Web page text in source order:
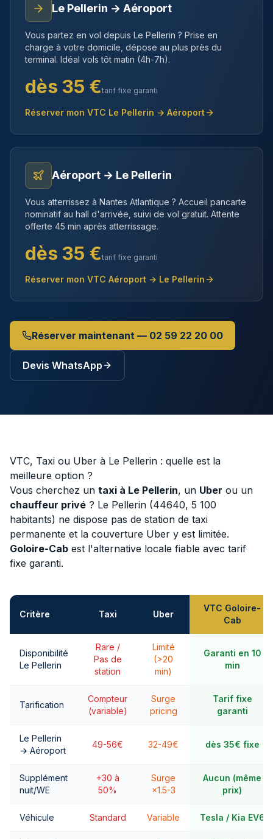
Le Pellerin → Aéroport
Vous partez en vol depuis Le Pellerin ? Prise en
charge à votre domicile, dépose au plus près du
terminal. Idéal vols tôt matin (4h-7h).
dès 35 €tarif fixe garanti
Réserver mon VTC Le Pellerin → Aéroport
Aéroport → Le Pellerin
Vous atterrissez à Nantes Atlantique ? Accueil pancarte
nominatif au hall d'arrivée, suivi de vol gratuit. Attente
offerte 45 min après atterrissage.
dès 35 €tarif fixe garanti
Réserver mon VTC Aéroport → Le Pellerin
Réserver maintenant — 02 59 22 20 00
Devis WhatsApp
VTC, Taxi ou Uber à Le Pellerin : quelle est la
meilleure option ?
Vous cherchez un taxi à Le Pellerin, un Uber ou un
chauffeur privé ? Le Pellerin (44640, 5 100
habitants) ne dispose pas de station de taxi
permanente et la couverture Uber y est limitée.
Goloire-Cab est l'alternative locale fiable avec tarif
fixe garanti.
Critère Taxi Uber
VTC Goloire-
Cab
Disponibilité
Le Pellerin
Rare /
Pas de
station
Limité
(>20
min)
Garanti en 10
min
Tarification
Compteur
(variable)
Surge
pricing
Tarif fixe
garanti
Le Pellerin
→ Aéroport
49-56€ 32-49€ dès 35€ fixe
Supplément
nuit/WE
+30 à
50%
Surge
×1.5-3
Aucun (même
prix)
Véhicule Standard Variable Tesla / Kia EV6